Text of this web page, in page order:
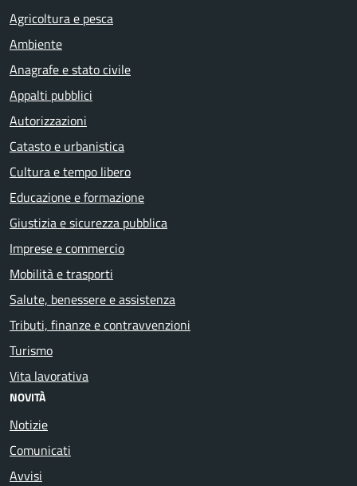
Agricoltura e pesca
Ambiente
Anagrafe e stato civile
Appalti pubblici
Autorizzazioni
Catasto e urbanistica
Cultura e tempo libero
Educazione e formazione
Giustizia e sicurezza pubblica
Imprese e commercio
Mobilità e trasporti
Salute, benessere e assistenza
Tributi, finanze e contravvenzioni
Turismo
Vita lavorativa
NOVITÀ
Notizie
Comunicati
Avvisi